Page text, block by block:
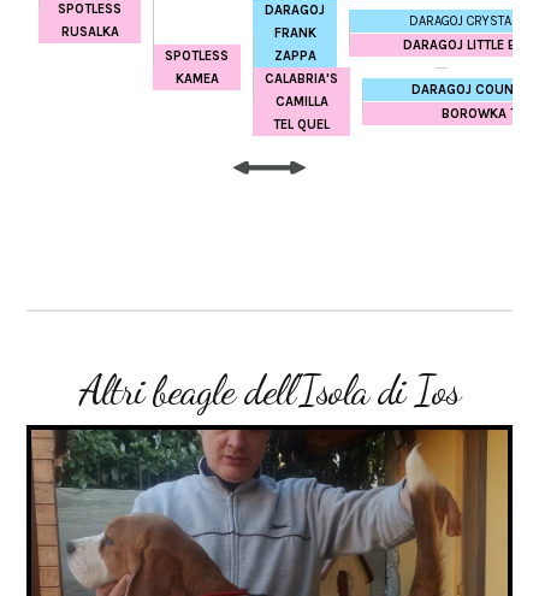
SPOTLESS
RUSALKA
SPOTLESS
KAMEA
DARAGOJ
FRANK
ZAPPA
DARAGOJ CRYSTAL
DARAGOJ LITTLE
CALABRIA'S
CAMILLA
TEL QUEL
DARAGOJ
BOROWKA TEL
Altri beagle dell'Isola di Ios